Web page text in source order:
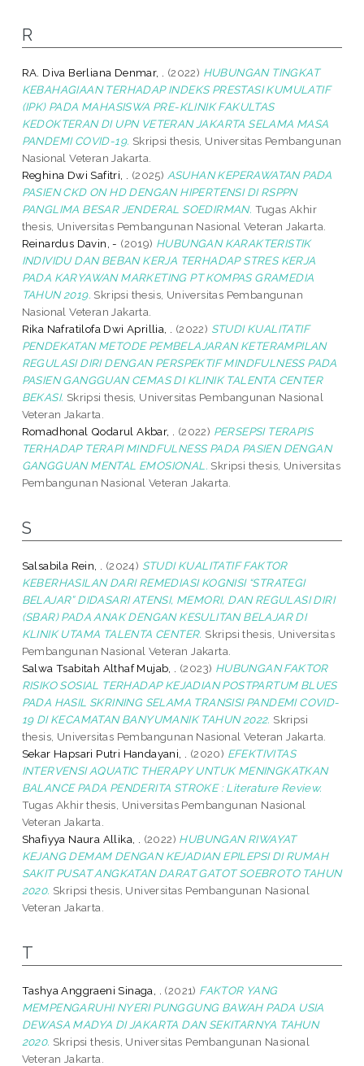
R
RA. Diva Berliana Denmar, . (2022) HUBUNGAN TINGKAT
KEBAHAGIAAN TERHADAP INDEKS PRESTASI KUMULATIF
(IPK) PADA MAHASISWA PRE-KLINIK FAKULTAS
KEDOKTERAN DI UPN VETERAN JAKARTA SELAMA MASA
PANDEMI COVID-19. Skripsi thesis, Universitas Pembangunan
Nasional Veteran Jakarta.
Reghina Dwi Safitri, .
(2025) ASUHAN KEPERAWATAN PADA
PASIEN CKD ON HD DENGAN HIPERTENSI DI RSPPN
PANGLIMA BESAR JENDERAL SOEDIRMAN. Tugas Akhir
thesis, Universitas Pembangunan Nasional Veteran Jakarta.
Reinardus Davin, - (2019) HUBUNGAN KARAKTERISTIK
INDIVIDU DAN BEBAN KERJA TERHADAP STRES KERJA
PADA KARYAWAN MARKETING PT KOMPAS GRAMEDIA
TAHUN 2019. Skripsi thesis, Universitas Pembangunan
Nasional Veteran Jakarta.
Rika Nafratilofa Dwi Aprillia, .
(2022) STUDI KUALITATIF
PENDEKATAN METODE PEMBELAJARAN KETERAMPILAN
REGULASI DIRI DENGAN PERSPEKTIF MINDFULNESS PADA
PASIEN GANGGUAN CEMAS DI KLINIK TALENTA CENTER
BEKASI. Skripsi thesis, Universitas Pembangunan Nasional
Veteran Jakarta.
Romadhonal Qodarul Akbar, .
(2022) PERSEPSI TERAPIS
TERHADAP TERAPI MINDFULNESS PADA PASIEN DENGAN
GANGGUAN MENTAL EMOSIONAL. Skripsi thesis, Universitas
Pembangunan Nasional Veteran Jakarta.
S
Salsabila Rein, . (2024) STUDI KUALITATIF FAKTOR
KEBERHASILAN DARI REMEDIASI KOGNISI “STRATEGI
BELAJAR” DIDASARI ATENSI, MEMORI, DAN REGULASI DIRI
(SBAR) PADA ANAK DENGAN KESULITAN BELAJAR DI
KLINIK UTAMA TALENTA CENTER. Skripsi thesis, Universitas
Pembangunan Nasional Veteran Jakarta.
Salwa Tsabitah Althaf Mujab, .
(2023) HUBUNGAN FAKTOR
RISIKO SOSIAL TERHADAP KEJADIAN POSTPARTUM BLUES
PADA HASIL SKRINING SELAMA TRANSISI PANDEMI COVID-
19 DI KECAMATAN BANYUMANIK TAHUN 2022. Skripsi
thesis, Universitas Pembangunan Nasional Veteran Jakarta.
Sekar Hapsari Putri Handayani, .
(2020) EFEKTIVITAS
INTERVENSI AQUATIC THERAPY UNTUK MENINGKATKAN
BALANCE PADA PENDERITA STROKE : Literature Review.
Tugas Akhir thesis, Universitas Pembangunan Nasional
Veteran Jakarta.
Shafiyya Naura Allika, .
(2022) HUBUNGAN RIWAYAT
KEJANG DEMAM DENGAN KEJADIAN EPILEPSI DI RUMAH
SAKIT PUSAT ANGKATAN DARAT GATOT SOEBROTO TAHUN
2020. Skripsi thesis, Universitas Pembangunan Nasional
Veteran Jakarta.
T
Tashya Anggraeni Sinaga, . (2021) FAKTOR YANG
MEMPENGARUHI NYERI PUNGGUNG BAWAH PADA USIA
DEWASA MADYA DI JAKARTA DAN SEKITARNYA TAHUN
2020. Skripsi thesis, Universitas Pembangunan Nasional
Veteran Jakarta.